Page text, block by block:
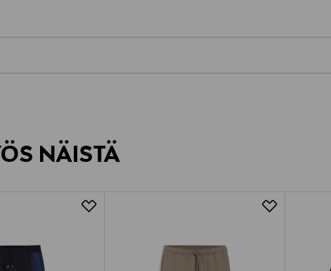
Alk. 6,90 €, kun toimitus on
NÄISTÄ